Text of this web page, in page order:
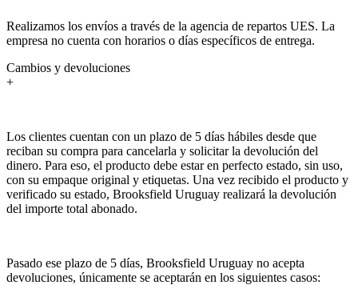
Realizamos los envíos a través de la agencia de repartos UES. La
empresa no cuenta con horarios o días específicos de entrega.
Cambios y devoluciones
+
Los clientes cuentan con un plazo de 5 días hábiles desde que
reciban su compra para cancelarla y solicitar la devolución del
dinero. Para eso, el producto debe estar en perfecto estado, sin uso,
con su empaque original y etiquetas. Una vez recibido el producto y
verificado su estado, Brooksfield Uruguay realizará la devolución
del importe total abonado.
Pasado ese plazo de 5 días, Brooksfield Uruguay no acepta
devoluciones, únicamente se aceptarán en los siguientes casos: